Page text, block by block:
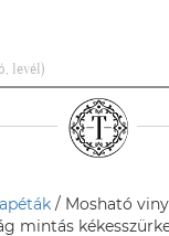
/ Mosható
mintás